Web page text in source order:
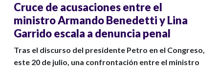
Cruce de acusaciones entre el
ministro Armando Benedetti y Lina
Garrido escala a denuncia penal
Tras el discurso del presidente Petro en el Congreso,
este 20 de julio, una confrontación entre el ministro